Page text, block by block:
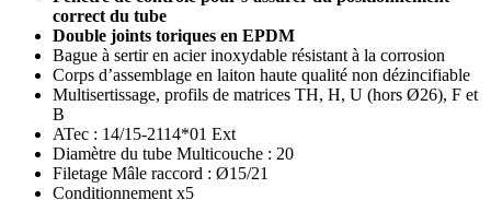
correct du tube
Double joints toriques en EPDM
Bague à sertir en acier inoxydable résistant à la corrosion
Corps d’assemblage en laiton haute qualité non dézincifiable
Multisertissage, profils de matrices TH, H, U (hors Ø26), F et
B
ATec : 14/15-2114*01 Ext
Diamètre du tube Multicouche : 20
Filetage Mâle raccord : Ø15/21
Conditionnement x5